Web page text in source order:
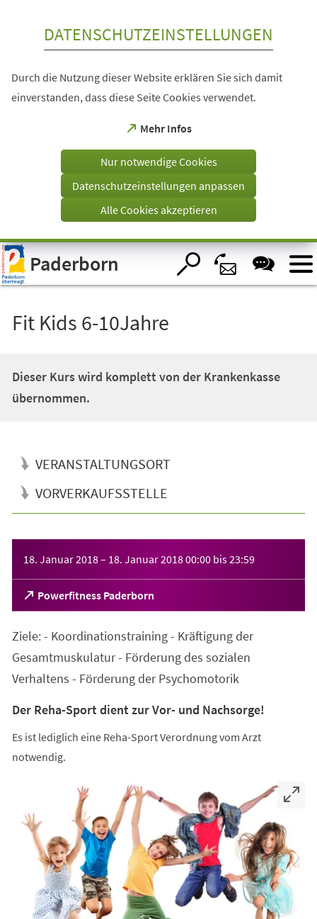
Visuelle
Assistenzsoftware
öffnen.
DATENSCHUTZEINSTELLUNGEN
Durch die Nutzung dieser Website erklären Sie sich damit
einverstanden, dass diese Seite Cookies verwendet.
Mehr Infos
(Öffnet
einem
Tab)
Nur notwendige Cookies
Datenschutzeinstellungen anpassen
Alle Cookies akzeptieren
Paderborn
Fit Kids 6-10Jahre
Dieser Kurs wird komplett von der Krankenkasse
übernommen.
VERANSTALTUNGSORT
VORVERKAUFSSTELLE
18. Januar 2018– 18. Januar 201800:00 bis23:59
Powerfitness Paderborn
(Öffnet
in
neuen
Ziele: - Koordinationstraining - Kräftigung der
Gesamtmuskulatur - Förderung des sozialen
Verhaltens - Förderung der Psychomotorik
Der Reha-Sport dient zur Vor- und Nachsorge!
Es ist lediglich eine Reha-Sport Verordnung vom Arzt
notwendig.